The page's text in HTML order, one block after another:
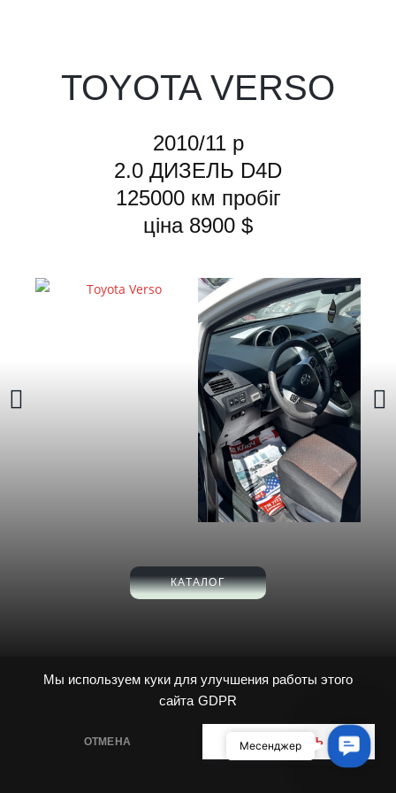
Мы используем куки для улучшения работы этого
сайта GDPR
ОТМЕНА РАЗРЕШИТЬ
TOYOTA VERSO
2010/11 р
2.0 ДИЗЕЛЬ D4D
125000 км пробіг
ціна 8900 $
КАТАЛОГ
Месенджер